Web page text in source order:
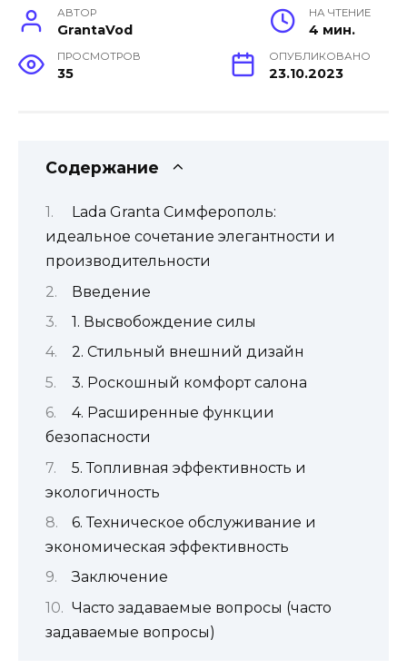
АВТОР
GrantaVod
НА ЧТЕНИЕ
4 мин.
ПРОСМОТРОВ
35
ОПУБЛИКОВАНО
23.10.2023
Содержание
Lada Granta Симферополь:
идеальное сочетание элегантности и
производительности
Введение
1. Высвобождение силы
2. Стильный внешний дизайн
3. Роскошный комфорт салона
4. Расширенные функции
безопасности
5. Топливная эффективность и
экологичность
6. Техническое обслуживание и
экономическая эффективность
Заключение
Часто задаваемые вопросы (часто
задаваемые вопросы)